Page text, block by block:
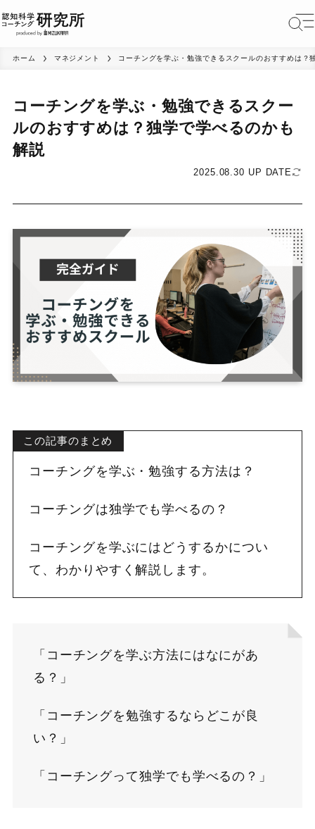
ホーム マネジメント コーチングを学ぶ・勉強できるスクールのおすすめは？
コーチングを学ぶ・勉強できるスクー
ルのおすすめは？独学で学べるのかも
解説
2025.08.30 UP DATE
この記事のまとめ
コーチングを学ぶ・勉強する方法は？
コーチングは独学でも学べるの？
コーチングを学ぶにはどうするかについ
て、わかりやすく解説します。
「コーチングを学ぶ方法にはなにがあ
る？」
「コーチングを勉強するならどこが良
い？」
「コーチングって独学でも学べるの？」